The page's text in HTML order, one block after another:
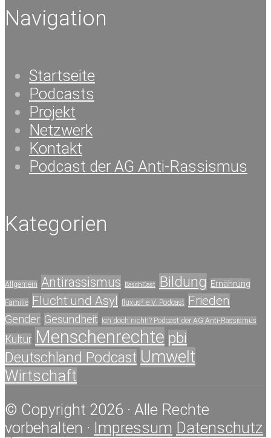
Navigation
Startseite
Podcasts
Projekt
Netzwerk
Kontakt
Podcast der AG Anti-Rassismus
Kategorien
Allgemein Antirassismus BaschCast Bildung Ernährung
Familie Flucht und Asyl fluxus² e.V. Podcast Frieden
Gender Gesundheit Ich doch nicht!? Podcast der AG Anti-Rassismus
Kultur Menschenrechte pbi
Deutschland Podcast Umwelt
Wirtschaft
© Copyright 2026 · Alle Rechte
vorbehalten · Impressum Datenschutz